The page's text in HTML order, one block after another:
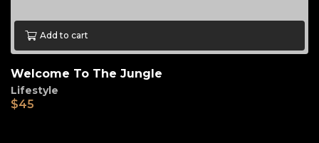
Add to cart
Welcome To The Jungle
Lifestyle
$45